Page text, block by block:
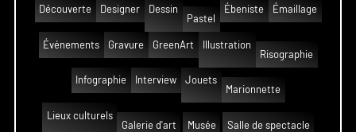
Découverte Designer
Dessin
Pastel
Ébeniste Émaillage
Événements Gravure GreenArt
Illustration
Risographie
Infographie Interview
Jouets
Marionnette
Lieux culturels
Galerie d'art
Musée Salle de spectacle